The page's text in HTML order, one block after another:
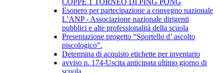
COPPE 1 TORNEO DI PING PONG
Esonero per partecipazione a convegno nazionale
L’ANP - Associazione nazionale dirigenti
pubblici e alte professionalità della scuola
Presentazione progetto “Sportello d’ ascolto
piscologico”.
Determina di acquisto etichette per inventario
avviso n. 174-Uscita anticipata ultimo giorno di